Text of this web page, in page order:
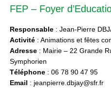
FEP – Foyer
Responsable : Jean-Pierre
Activité : Animations et fêtes
Adresse : Mairie – 22 Grande
Symphorien
Téléphone : 06 78 90 47 95
Email : jeanpierre.dbjay@sfr.fr